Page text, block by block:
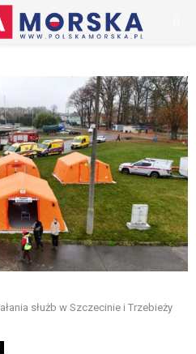
służb w Szczecinie i Trzebieży